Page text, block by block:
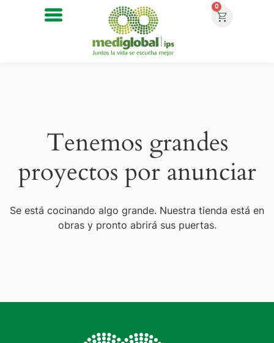
0
Tenemos grandes
proyectos por anunciar
Se está cocinando algo grande. Nuestra tienda está en
obras y pronto abrirá sus puertas.